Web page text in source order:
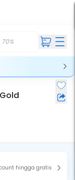
70%
hingga gratis